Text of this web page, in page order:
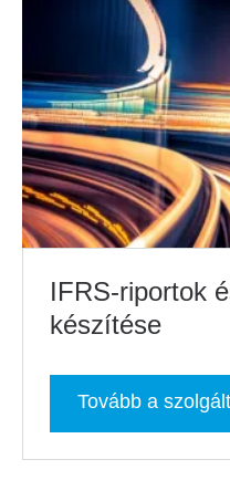
IFRS-riportok
készítése
Tovább a